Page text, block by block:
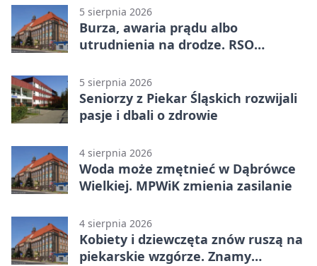
5 sierpnia 2026
Burza, awaria prądu albo
utrudnienia na drodze. RSO
5 sierpnia 2026
Seniorzy z Piekar Śląskich rozwijali
pasje i dbali o zdrowie
4 sierpnia 2026
Woda może zmętnieć w Dąbrówce
Wielkiej. MPWiK zmienia zasilanie
4 sierpnia 2026
Kobiety i dziewczęta znów ruszą na
piekarskie wzgórze. Znamy